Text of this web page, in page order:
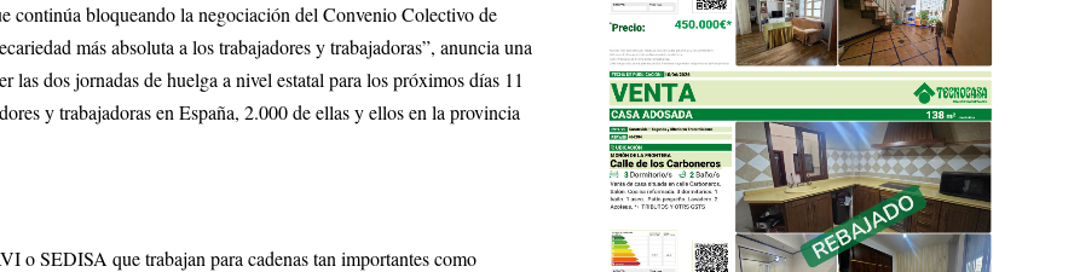
bloqueando la negociación del Convenio Colectivo de
más absoluta a los trabajadores y trabajadoras”, anuncia una
las dos jornadas de huelga a nivel estatal para los próximos días 11
y trabajadoras en España, 2.000 de ellas y ellos en la provincia
o SEDISA que trabajan para cadenas tan importantes como